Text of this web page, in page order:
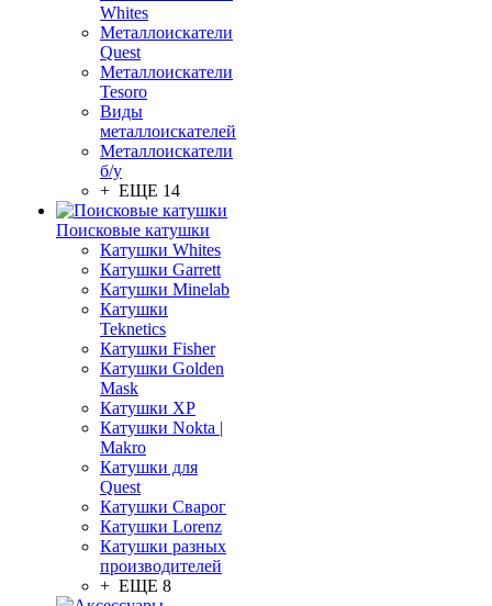
Whites
Металлоискатели
Quest
Металлоискатели
Tesoro
Виды
металлоискателей
Металлоискатели
б/у
+ ЕЩЕ 14
Поисковые катушки
Катушки Whites
Катушки Garrett
Катушки Minelab
Катушки
Teknetics
Катушки Fisher
Катушки Golden
Mask
Катушки XP
Катушки Nokta |
Makro
Катушки для
Quest
Катушки Сварог
Катушки Lorenz
Катушки разных
производителей
+ ЕЩЕ 8